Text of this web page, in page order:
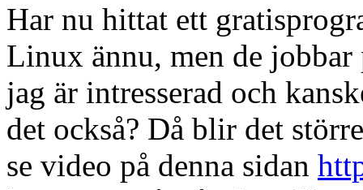
Har nu hittat ett
Linux ännu, men de
jag är intresserad och
det också? Då blir det
se video på denna sidan